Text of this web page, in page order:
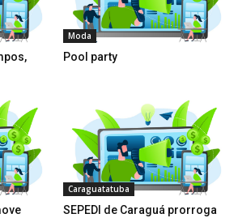
Moda
Pool party
Caraguatatuba
SEPEDI de Caraguá prorroga